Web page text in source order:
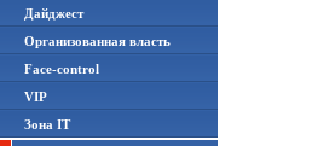
Дайджест
Организованная власть
Face-control
VIP
Зона IT